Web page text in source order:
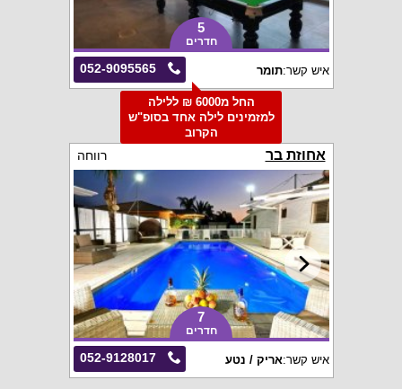
5
חדרים
052-9095565 איש קשר:תומר
החל מ6000 ₪ ללילה
למזמינים לילה אחד בסופ"ש
הקרוב
אחוזת בר רווחה
7
חדרים
052-9128017 איש קשר:אריק / נטע